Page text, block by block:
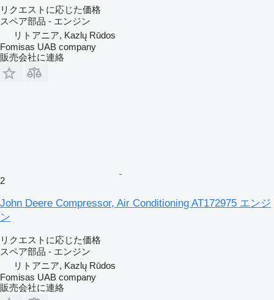
リクエストに応じた価格
スペア部品 - エンジン
リトアニア, Kazlų Rūdos
Fomisas UAB company
販売会社に連絡
2
John Deere Compressor, Air Conditioning AT172975 エンジ
ン
リクエストに応じた価格
スペア部品 - エンジン
リトアニア, Kazlų Rūdos
Fomisas UAB company
販売会社に連絡